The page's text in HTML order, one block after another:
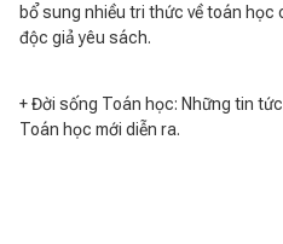
bổ sung nhiều tri thức về toán
độc giả yêu sách.
+ Đời sống Toán học: Những tin
Toán học mới diễn ra.